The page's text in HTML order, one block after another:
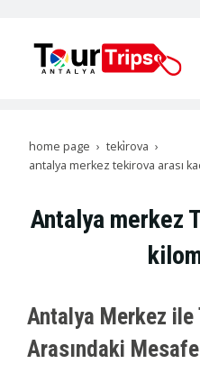
home page
teki̇rova
antalya merkez tekirova arası
Antalya merkez
Antalya Merkez ile
Arasındaki